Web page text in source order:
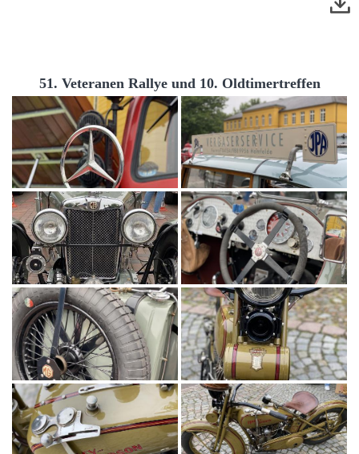
51. Veteranen Rallye und 10. Oldtimertreffen